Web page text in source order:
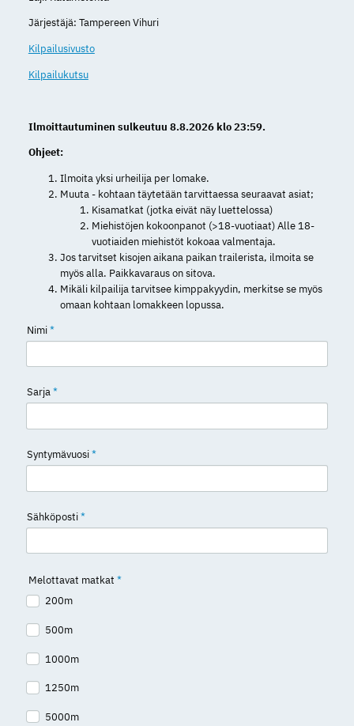
Järjestäjä: Tampereen Vihuri
Kilpailusivusto
Kilpailukutsu
Ilmoittautuminen sulkeutuu 8.8.2026 klo 23:59.
Ohjeet:
Ilmoita yksi urheilija per lomake.
Muuta - kohtaan täytetään tarvittaessa seuraavat asiat;
Kisamatkat (jotka eivät näy luettelossa)
Miehistöjen kokoonpanot (>18-vuotiaat) Alle 18-
vuotiaiden miehistöt kokoaa valmentaja.
Jos tarvitset kisojen aikana paikan trailerista, ilmoita se
myös alla. Paikkavaraus on sitova.
Mikäli kilpailija tarvitsee kimppakyydin, merkitse se myös
omaan kohtaan lomakkeen lopussa.
Nimi*
Sarja*
Syntymävuosi*
Sähköposti*
Melottavat matkat *
200m
500m
1000m
1250m
5000m